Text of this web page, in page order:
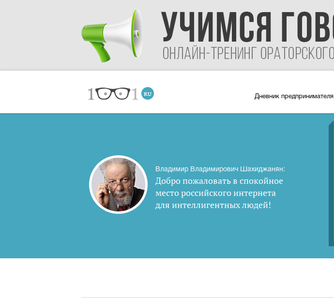
Дневник предпринимателя
Владимир Владимирович Шахиджанян:
Добро пожаловать в спокойное
место российского интернета
для интеллигентных людей!